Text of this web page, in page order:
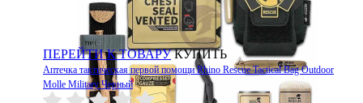
ПЕРЕЙТИ К ТОВАРУ КУПИТЬ
Аптечка тактическая первой помощи Rhino Rescue Tactical Bag Outdoor
Molle Military Черный